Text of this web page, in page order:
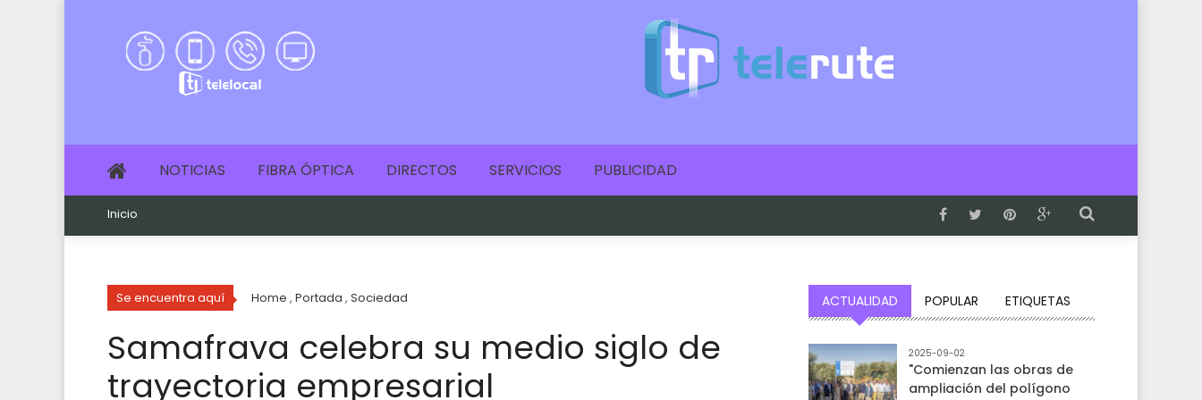
NOTICIAS FIBRA ÓPTICA DIRECTOS SERVICIOS PUBLICIDAD
Inicio
Se encuentra aquí Home , Portada , Sociedad
Samafrava celebra su medio siglo de
trayectoria empresarial
ACTUALIDAD POPULAR ETIQUETAS
2025-09-02
"Comienzan las obras de
ampliación del polígono